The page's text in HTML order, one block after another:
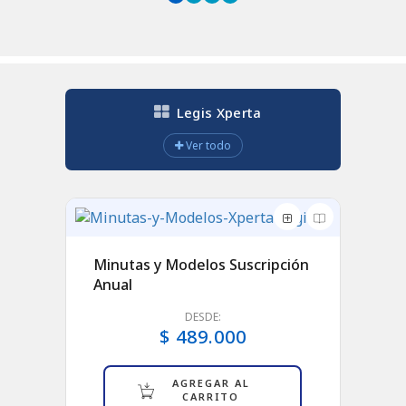
Legis Xperta
Ver todo
Minutas y Modelos Suscripción
Anual
DESDE:
$ 489.000
AGREGAR AL
CARRITO